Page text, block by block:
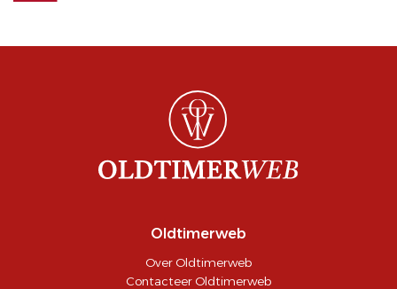
Oldtimerweb
Over Oldtimerweb
Contacteer Oldtimerweb